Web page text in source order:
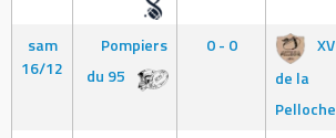
sam
16/12
Pompiers
du 95
0 - 0
XV
de la
Pelloche